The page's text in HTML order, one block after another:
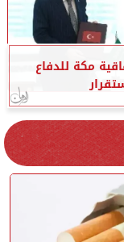
مكة للدفاع